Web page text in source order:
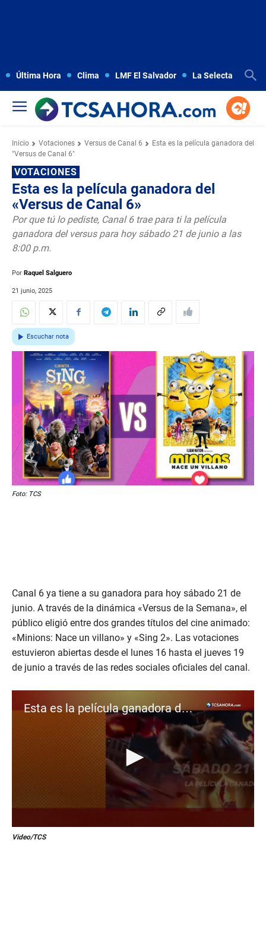
Última Hora Clima LMF El Salvador La Selecta
Inicio Votaciones Versus de Canal 6
Esta es la película ganadora del
"Versus de Canal 6"
VOTACIONES
Esta es la película ganadora del
«Versus de Canal 6»
Por que tú lo pediste, Canal 6 trae para ti la película
ganadora del versus para hoy sábado 21 de junio a las
8:00 p.m.
Por Raquel Salguero
21 junio, 2025
Escuchar nota
Foto: TCS
Canal 6 ya tiene a su ganadora para hoy sábado 21 de
junio. A través de la dinámica «Versus de la Semana», el
público eligió entre dos grandes títulos del cine animado:
«Minions: Nace un villano» y «Sing 2». Las votaciones
estuvieron abiertas desde el lunes 16 hasta el jueves 19
de junio a través de las redes sociales oficiales del canal.
Esta es la película ganadora del "Versus de Canal 6"
0
s
Video/TCS